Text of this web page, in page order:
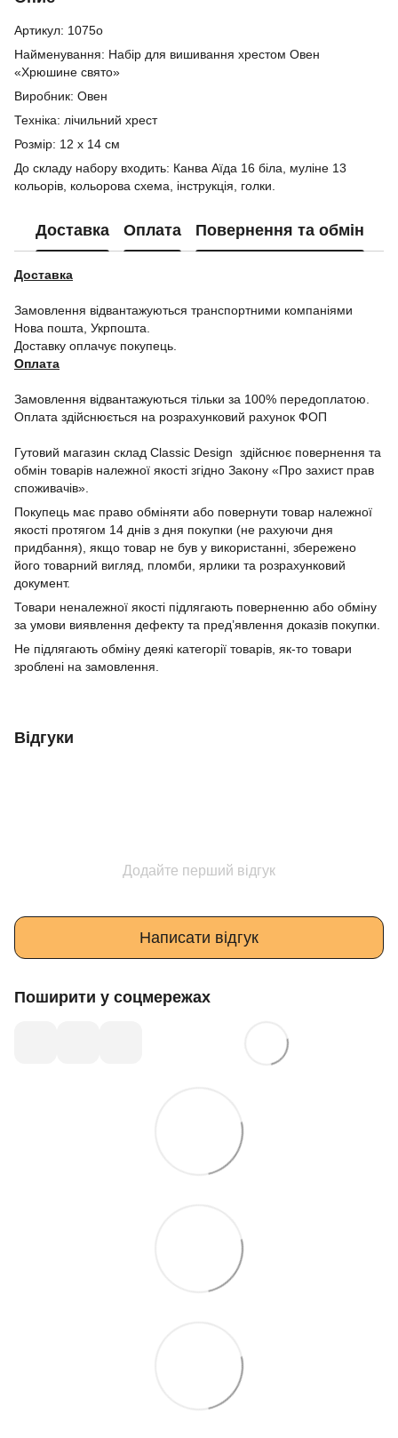
Артикул: 1075о
Найменування: Набір для вишивання хрестом Овен
«Хрюшине свято»
Виробник: Овен
Техніка: лічильний хрест
Розмір: 12 х 14 см
До складу набору входить: Канва Аїда 16 біла, муліне 13
кольорів, кольорова схема, інструкція, голки.
Доставка Оплата Повернення та обмін
Доставка
Замовлення відвантажуються транспортними компаніями
Нова пошта, Укрпошта.
Доставку оплачує покупець.
Оплата
Замовлення відвантажуються тільки за 100% передоплатою.
Оплата здійснюється на розрахунковий рахунок ФОП
Гутовий магазин склад Classic Design здійснює повернення та
обмін товарів належної якості згідно Закону «Про захист прав
споживачів».
Покупець має право обміняти або повернути товар належної
якості протягом 14 днів з дня покупки (не рахуючи дня
придбання), якщо товар не був у використанні, збережено
його товарний вигляд, пломби, ярлики та розрахунковий
документ.
Товари неналежної якості підлягають поверненню або обміну
за умови виявлення дефекту та пред’явлення доказів покупки.
Не підлягають обміну деякі категорії товарів, як-то товари
зроблені на замовлення.
Відгуки
Додайте перший відгук
Написати відгук
Поширити у соцмережах